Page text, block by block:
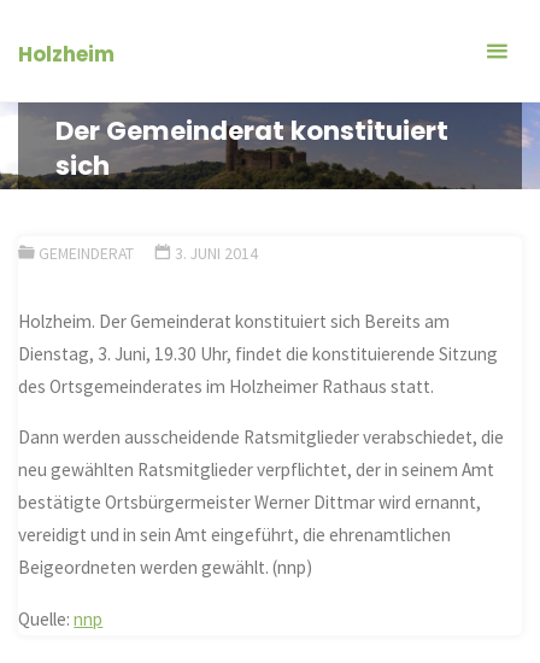
InhaltHolzheim
Der Gemeinderat konstituiert
sich
GEMEINDERAT 3. JUNI 2014
Holzheim. Der Gemeinderat konstituiert sich Bereits am
Dienstag, 3. Juni, 19.30 Uhr, findet die konstituierende Sitzung
des Ortsgemeinderates im Holzheimer Rathaus statt.
Dann werden ausscheidende Ratsmitglieder verabschiedet, die
neu gewählten Ratsmitglieder verpflichtet, der in seinem Amt
bestätigte Ortsbürgermeister Werner Dittmar wird ernannt,
vereidigt und in sein Amt eingeführt, die ehrenamtlichen
Beigeordneten werden gewählt. (nnp)
Quelle:nnp